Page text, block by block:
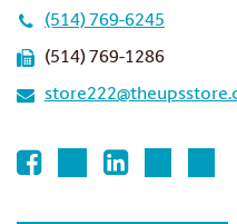
(514) 769-6245
(514) 769-1286